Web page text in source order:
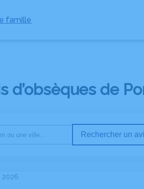
famille
NOTRE CHAMBRE FUNÉRAIRE
d’obsèques de
Rechercher un
2026